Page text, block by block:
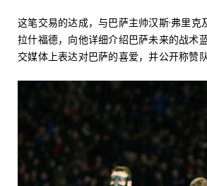
这笔交易的达成，与巴萨主帅汉斯·弗里
拉什福德，向他详细介绍巴萨未来的战术
交媒体上表达对巴萨的喜爱，并公开称赞队